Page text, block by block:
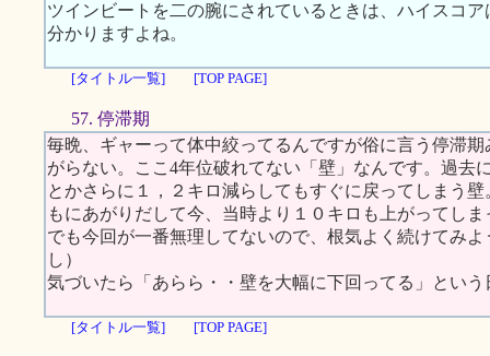
ツインビートを二の腕にされているときは、ハイスコ
分かりますよね。
[タイトル一覧] [TOP PAGE]
57. 停滞期
毎晩、ギャーって体中絞ってるんですが俗に言う停滞
がらない。ここ4年位破れてない「壁」なんです。過去
とかさらに１，２キロ減らしてもすぐに戻ってしまう
もにあがりだして今、当時より１０キロも上がってしま
でも今回が一番無理してないので、根気よく続けてみ
し）
気づいたら「あらら・・壁を大幅に下回ってる」とい
[タイトル一覧] [TOP PAGE]